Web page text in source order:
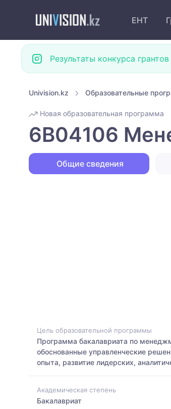
ЕНТ
Результаты конкурса
Univision.kz Образовательные
Новая образовательная программа
6B04106
Общие сведения
Цель образовательной программы
Программа бакалавриата по
обоснованные управленческие
опыта, развитие лидерских,
Академическая степень
Бакалавриат